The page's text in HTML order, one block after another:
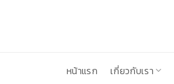
หน้าแรก
เกี่ยวกับเรา